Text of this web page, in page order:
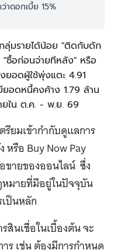
าดอกเบี้ย 15%
ลุ่มรายได้น้อย "ติดกับดัก
ซื้อก่อนจ่ายทีหลัง" หรือ
ยอดผู้ใช้พุ่งแตะ 4.91
อดหนี้คงค้าง 1.79 ล้าน
ยใน ต.ค. - พ.ย. 69
รียมเข้ากำกับดูแลการ
รือ Buy Now Pay
ขายของออนไลน์ ซึ่ง
หมายที่มีอยู่ในปัจจุบัน
ป็นหลัก
นเชื่อในเบื้องต้น จะ
ร เช่น ต้องมีการกำหนด